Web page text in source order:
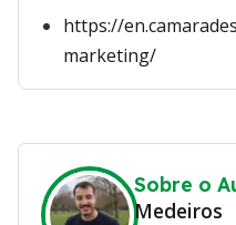
https://
marketing/
Sobre o
Medeiros